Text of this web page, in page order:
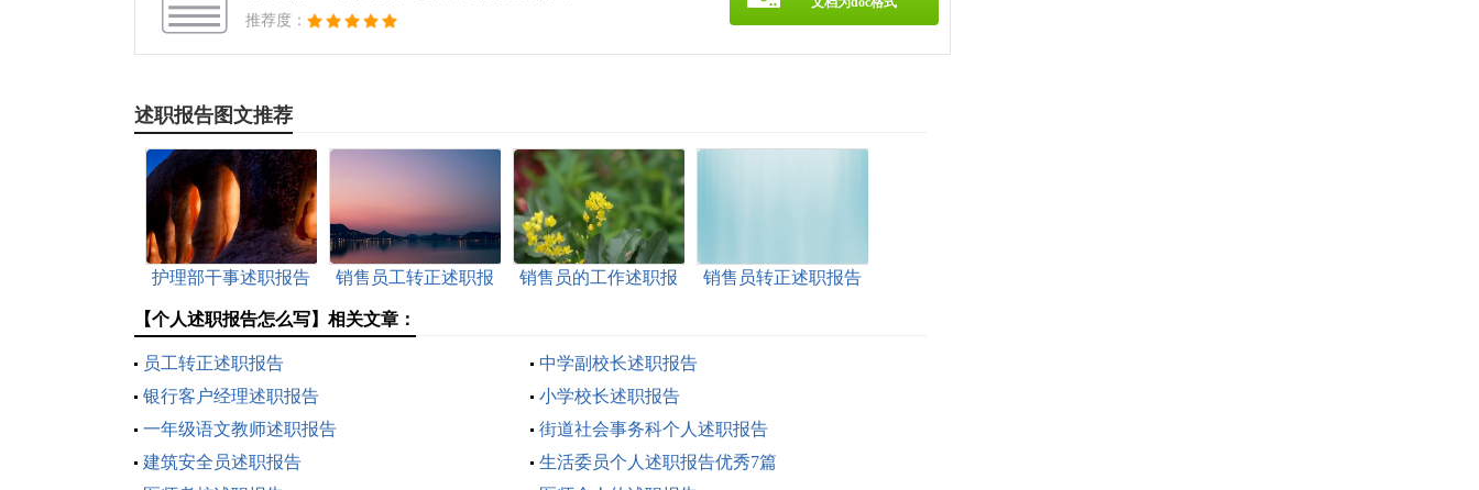
推荐度：
述职报告图文推荐
护理部干事述职报告
销售员工转正述职报
销售员的工作述职报
销售员转正述职报告
【个人述职报告怎么写】相关文章：
员工转正述职报告
中学副校长述职报告
银行客户经理述职报告
小学校长述职报告
一年级语文教师述职报告
街道社会事务科个人述职报告
建筑安全员述职报告
生活委员个人述职报告优秀7篇